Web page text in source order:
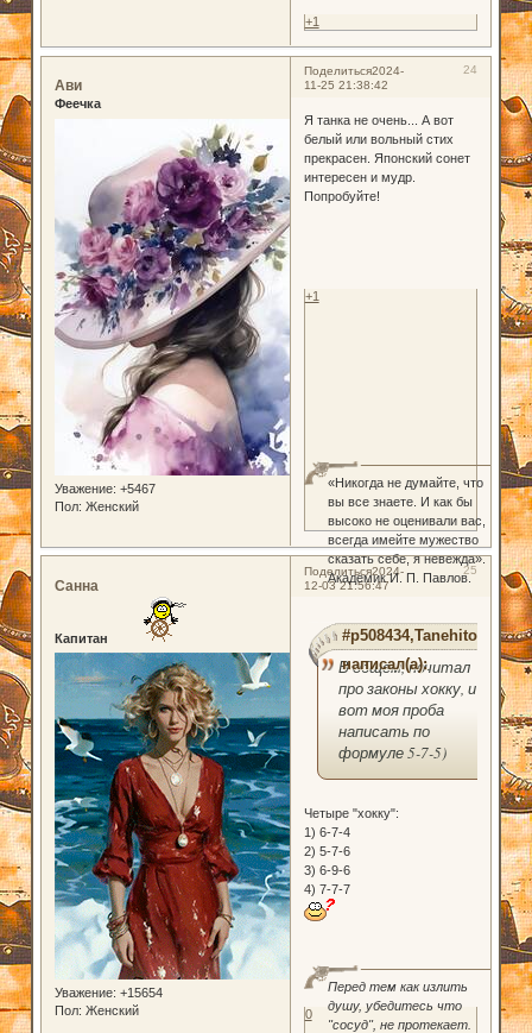
+1
Поделиться 24
2024-
11-25 21:38:42
Ави
Феечка
Уважение: +5467
Пол: Женский
Я танка не очень... А вот
белый или вольный стих
прекрасен. Японский сонет
интересен и мудр.
Попробуйте!
«Никогда не думайте, что
вы все знаете. И как бы
высоко не оценивали вас,
всегда имейте мужество
сказать себе, я невежда».
Академик И. П. Павлов.
+1
Поделиться 25
2024-
12-03 21:56:47
Санна
Капитан
Уважение: +15654
Пол: Женский
написал(а):
В общем, почитал
про законы хокку, и
вот моя проба
написать по
формуле 5-7-5)
Четыре "хокку":
1) 6-7-4
2) 5-7-6
3) 6-9-6
4) 7-7-7
Перед тем как излить
душу, убедитесь что
"сосуд", не протекает.
0